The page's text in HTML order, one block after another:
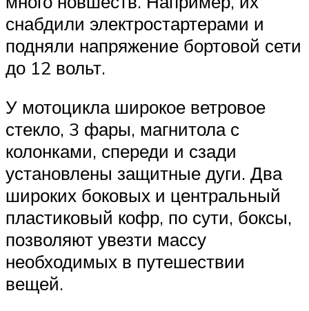
снабдили электростартерами и
подняли напряжение бортовой сети
до 12 вольт.
У мотоцикла широкое ветровое
стекло, 3 фары, магнитола с
колонками, спереди и сзади
установлены защитные дуги. Два
широких боковых и центральный
пластиковый кофр, по сути, боксы,
позволяют увезти массу
необходимых в путешествии
вещей.